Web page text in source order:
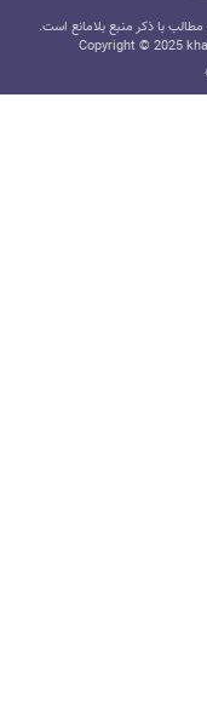
با ذکر منبع بلامانع است.
Copyright © 2025